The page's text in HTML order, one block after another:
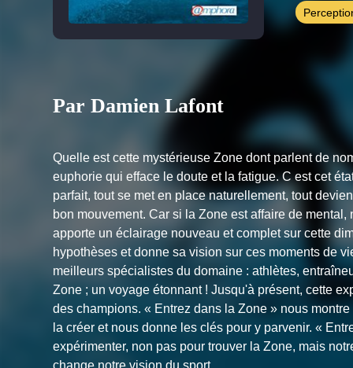
Par Damien Lafont
Quelle est cette mystérieuse Zone dont parlent de
euphorie qui efface le doute et la fatigue. C est cet
parfait, tout se met en place naturellement, tout
bon mouvement. Car si la Zone est affaire de
apporte un éclairage nouveau et complet sur cette
hypothèses et donne sa vision sur ces moments de
meilleurs spécialistes du domaine : athlètes,
Zone ; un voyage étonnant ! Jusqu'à présent, cette
des champions. « Entrez dans la Zone » nous
la créer et nous donne les clés pour y parvenir. «
expérimenter, non pas pour trouver la Zone, mais
change notre vision du sport.